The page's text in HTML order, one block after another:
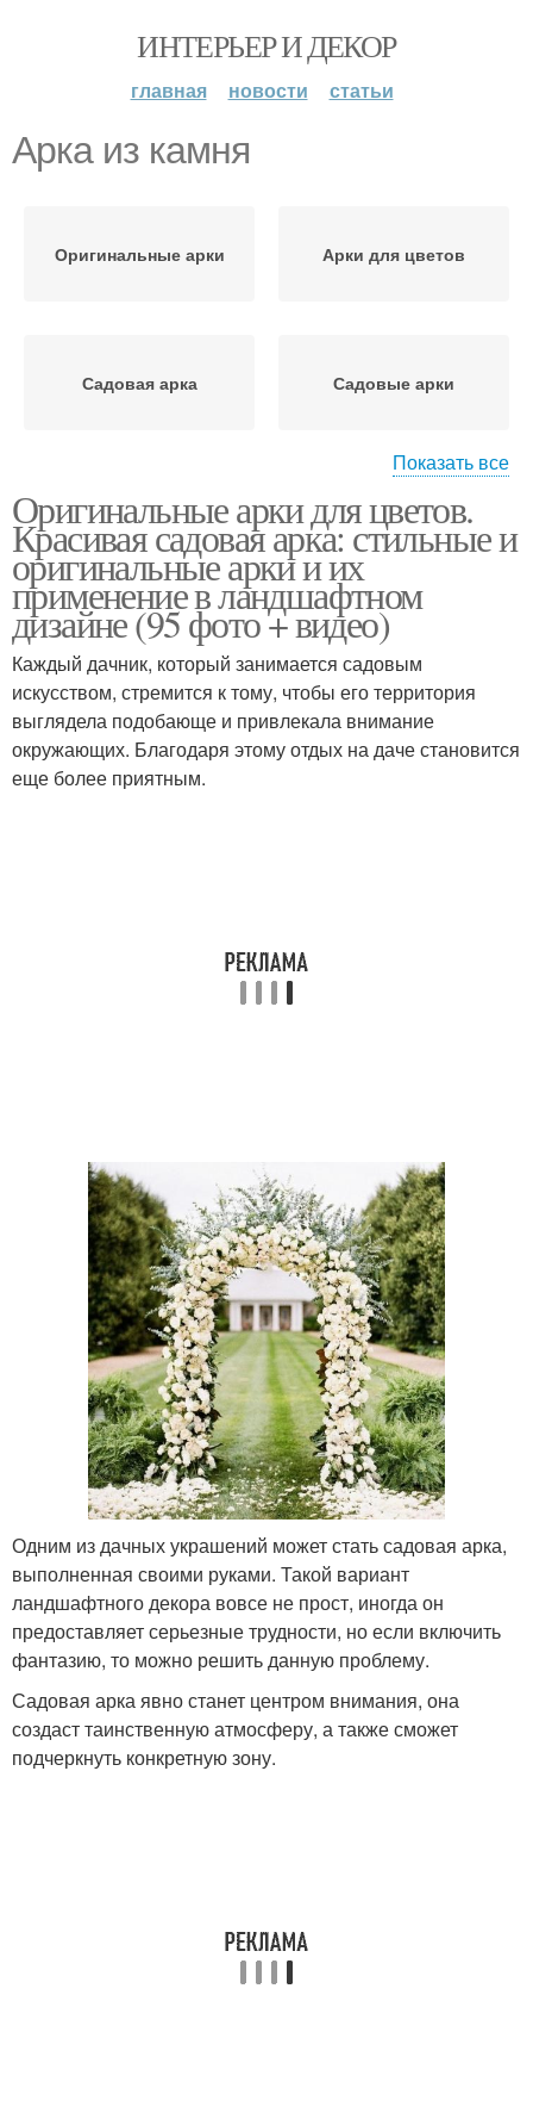
ИНТЕРЬЕР И ДЕКОР
главная новости статьи
Арка из камня
Оригинальные арки Арки для цветов
Садовая арка Садовые арки
Арка из дерева Арка из металла
Арка для розы Арка для роз
Арка из растений
Арка из профильной
трубы
Арка из пластиковых
труб
Деревянные арки
Арки в ландшафтном
дизайне
Арки из дерева
Показать все
Оригинальные арки для цветов.
Красивая садовая арка: стильные и
оригинальные арки и их
применение в ландшафтном
дизайне (95 фото + видео)
Каждый дачник, который занимается садовым
искусством, стремится к тому, чтобы его территория
выглядела подобающе и привлекала внимание
окружающих. Благодаря этому отдых на даче становится
еще более приятным.
Одним из дачных украшений может стать садовая арка,
выполненная своими руками. Такой вариант
ландшафтного декора вовсе не прост, иногда он
предоставляет серьезные трудности, но если включить
фантазию, то можно решить данную проблему.
Садовая арка явно станет центром внимания, она
создаст таинственную атмосферу, а также сможет
подчеркнуть конкретную зону.